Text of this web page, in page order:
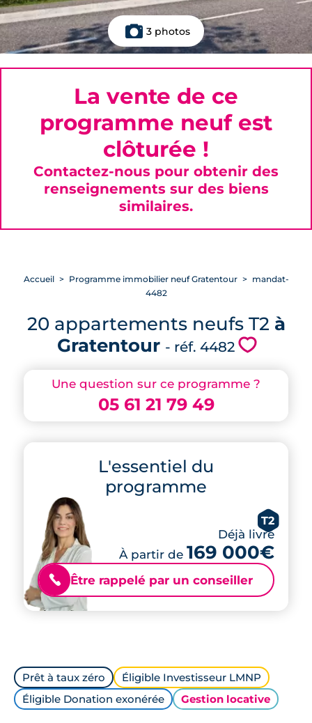
3 photos
Une question sur ce programme ?
05 61 21 79 49
L'essentiel du
programme
T2
Déjà livré
À partir de 169 000€
📞 Être rappelé par un conseiller
Accueil Programme immobilier neuf Gratentour
mandat-
4482
20 appartements neufs T2 à
Gratentour - réf. 4482 💗
La vente de ce
programme neuf est
clôturée !
Contactez-nous pour obtenir des
renseignements sur des biens
similaires.
Prêt à taux zéro
Éligible Investisseur LMNP
Éligible Donation exonérée
Gestion locative